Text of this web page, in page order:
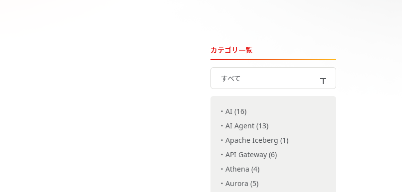
カテゴリ一覧
すべて
AI (16)
AI Agent (13)
Apache Iceberg (1)
API Gateway (6)
Athena (4)
Aurora (5)